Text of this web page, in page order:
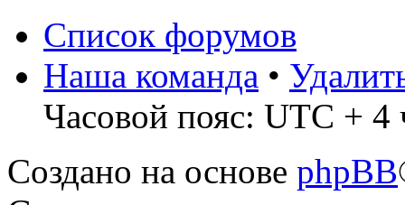
Список форумов
Наша команда •
Часовой пояс: UTC + 4
Создано на основе phpBB